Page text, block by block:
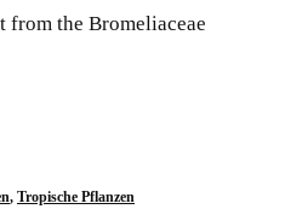
from the Bromeliaceae
, Tropische Pflanzen